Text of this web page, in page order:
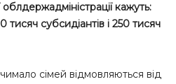
кажуть:
тисяч субсидіантів і 250 тисяч
сімей відмовляються від